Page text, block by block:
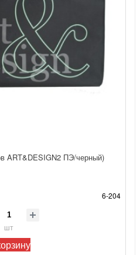
ART&DESIGN2 ПЭ/черный)
6-204
шт